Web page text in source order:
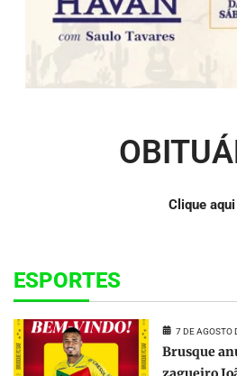
Clique aqui
ESPORTES
7 DE AGOSTO
Brusque